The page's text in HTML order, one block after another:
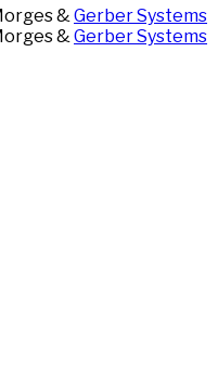
& Gerber Systems
& Gerber Systems